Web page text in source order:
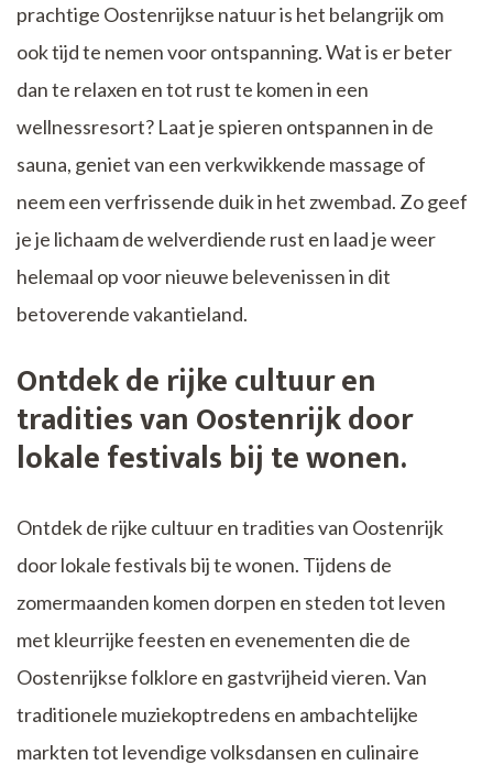
prachtige Oostenrijkse natuur is het belangrijk om
ook tijd te nemen voor ontspanning. Wat is er beter
dan te relaxen en tot rust te komen in een
wellnessresort? Laat je spieren ontspannen in de
sauna, geniet van een verkwikkende massage of
neem een verfrissende duik in het zwembad. Zo geef
je je lichaam de welverdiende rust en laad je weer
helemaal op voor nieuwe belevenissen in dit
betoverende vakantieland.
Ontdek de rijke cultuur en
tradities van Oostenrijk door
lokale festivals bij te wonen.
Ontdek de rijke cultuur en tradities van Oostenrijk
door lokale festivals bij te wonen. Tijdens de
zomermaanden komen dorpen en steden tot leven
met kleurrijke feesten en evenementen die de
Oostenrijkse folklore en gastvrijheid vieren. Van
traditionele muziekoptredens en ambachtelijke
markten tot levendige volksdansen en culinaire